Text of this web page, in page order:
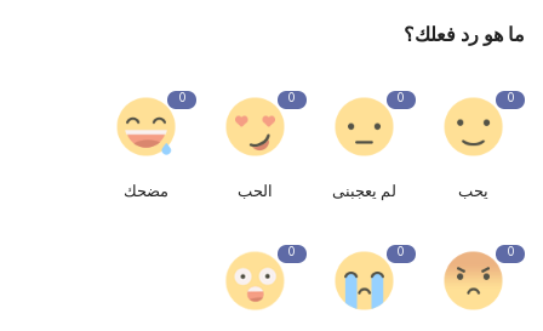
ما هو رد فعلك؟
0
يحب
0
لم يعجبنى
0
الحب
0
مضحك
0
0
0